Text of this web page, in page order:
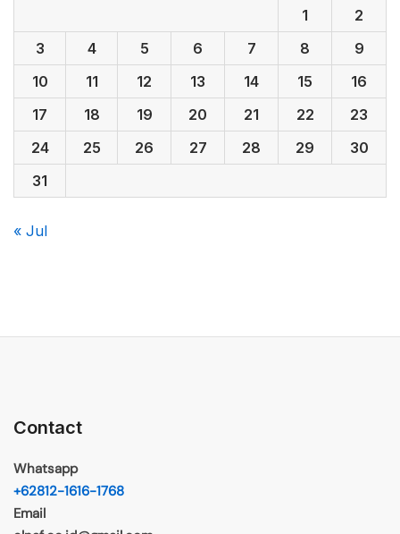
1
2
3
4 5 6 7 8
9
10
11 12 13 14 15
16
17
18 19 20 21 22
23
24
25 26 27 28 29
30
31
« Jul
Contact
Whatsapp
+62812-1616-1768
Email